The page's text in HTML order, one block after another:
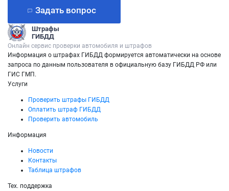
Задать вопрос
Штрафы
ГИБДД
Онлайн сервис проверки автомобиля и штрафов
Информация о штрафах ГИБДД формируется автоматически на основе
запроса по данным пользователя в официальную базу ГИБДД РФ или
ГИС ГМП.
Услуги
Проверить штрафы ГИБДД
Оплатить штраф ГИБДД
Проверить автомобиль
Информация
Новости
Контакты
Таблица штрафов
Тех. поддержка